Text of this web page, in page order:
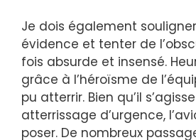
Je dois également
évidence et tenter de
fois absurde et insensé.
grâce à l’héroïsme de
pu atterrir. Bien qu’il
atterrissage d’urgence,
poser. De nombreux